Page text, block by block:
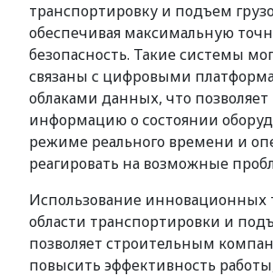
транспортировку и подъем
обеспечивая максимальную
безопасность. Такие системы
связаны с цифровыми
облаками данных, что позволяет
информацию о состоянии
режиме реального времени и
реагировать на возможные
Использование инновационных
области транспортировки и
позволяет строительным
повысить эффективность